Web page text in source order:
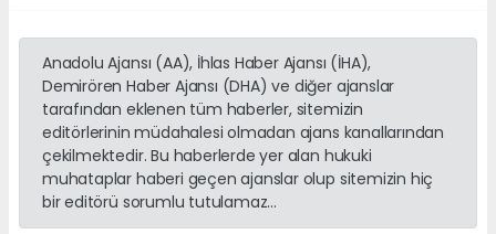
Anadolu Ajansı (AA), İhlas Haber Ajansı (İHA),
Demirören Haber Ajansı (DHA) ve diğer ajanslar
tarafından eklenen tüm haberler, sitemizin
editörlerinin müdahalesi olmadan ajans kanallarından
çekilmektedir. Bu haberlerde yer alan hukuki
muhataplar haberi geçen ajanslar olup sitemizin hiç
bir editörü sorumlu tutulamaz...